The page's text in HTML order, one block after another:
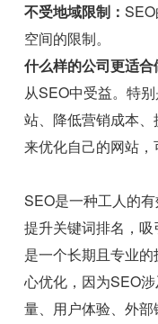
不受地域限制：
空间的限制。
什么样的公司更适
从SEO中受益。特
站、降低营销成本
来优化自己的网站，
SEO是一种工人的
提升关键词排名，
是一个长期且专业
心优化，因为SEO
量、用户体验、外